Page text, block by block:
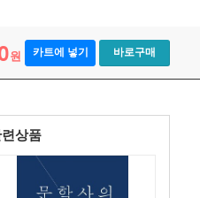
원 카트에 넣기 바로구매
상품